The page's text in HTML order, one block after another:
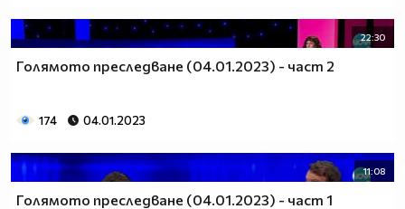
22:30
Голямото преследване (04.01.2023) - част 2
174 04.01.2023
11:08
Голямото преследване (04.01.2023) - част 1